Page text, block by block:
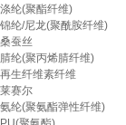
涤纶(聚酯纤维)
锦纶/尼龙(聚酰胺纤维)
桑蚕丝
腈纶(聚丙烯腈纤维)
再生纤维素纤维
莱赛尔
氨纶(聚氨酯弹性纤维)